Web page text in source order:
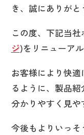
き、誠にありがと
この度、下記当
ジ)をリニューア
お客様により快
るように、製品
分かりやすく見や
今後もよりいっ